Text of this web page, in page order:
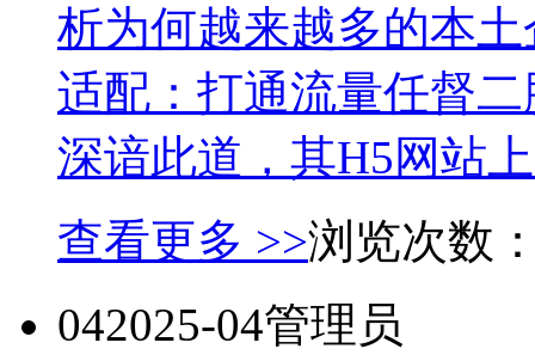
析为何越来越多的本
适配：打通流量任督
深谙此道，其H5网站
查看更多 >>浏览次数
042025-04管理员